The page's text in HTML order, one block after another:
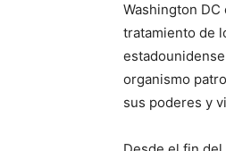
Washington
tratamiento de
organismo
sus poderes y